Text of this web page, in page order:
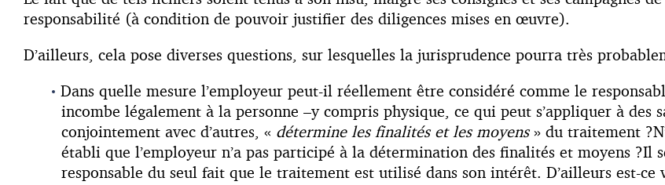
responsabilité (à condition de pouvoir justifier des diligences mises en œuvre).
D’ailleurs, cela pose diverses questions, sur lesquelles la jurisprudence pourra très
Dans quelle mesure l’employeur peut-il réellement être considéré comme le
incombe légalement à la personne –y compris physique, ce qui peut s’appliquer à
conjointement avec d’autres, « détermine les finalités et les moyens» du traitement
établi que l’employeur n’a pas participé à la détermination des finalités et moyens ?Il
responsable du seul fait que le traitement est utilisé dans son intérêt. D’ailleurs est-